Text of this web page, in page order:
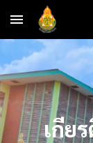
Skip to main
เกีย